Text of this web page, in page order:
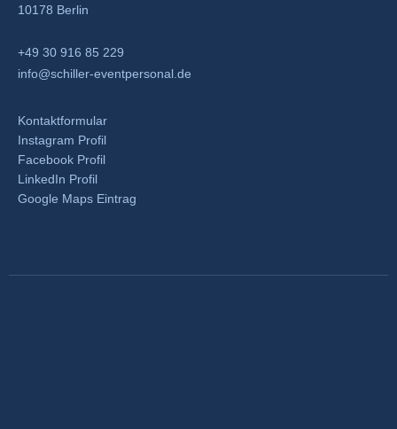
10178 Berlin
+49 30 916 85 229
info@schiller-eventpersonal.de
Kontaktformular
Instagram Profil
Facebook Profil
LinkedIn Profil
Google Maps Eintrag